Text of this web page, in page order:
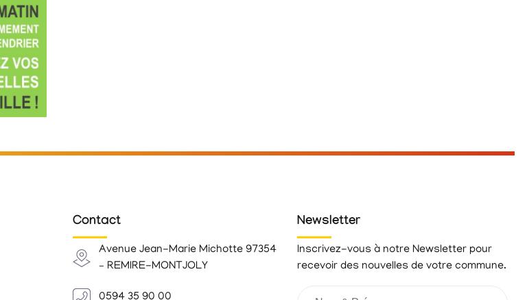
Contact
Avenue Jean-Marie Michotte 97354
– REMIRE-MONTJOLY
0594 35 90 00
Newsletter
Inscrivez-vous à notre Newsletter pour
recevoir des nouvelles de votre commune.